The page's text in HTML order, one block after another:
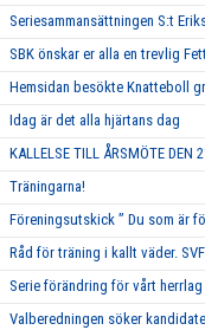
Seriesammansättningen S:t
SBK önskar er alla en trevlig
Hemsidan besökte Knatteboll
Idag är det alla hjärtans dag
KALLELSE TILL ÅRSMÖTE DEN
Träningarna!
Föreningsutskick ” Du som är
Råd för träning i kallt väder.
Serie förändring för vårt herrlag
Valberedningen söker